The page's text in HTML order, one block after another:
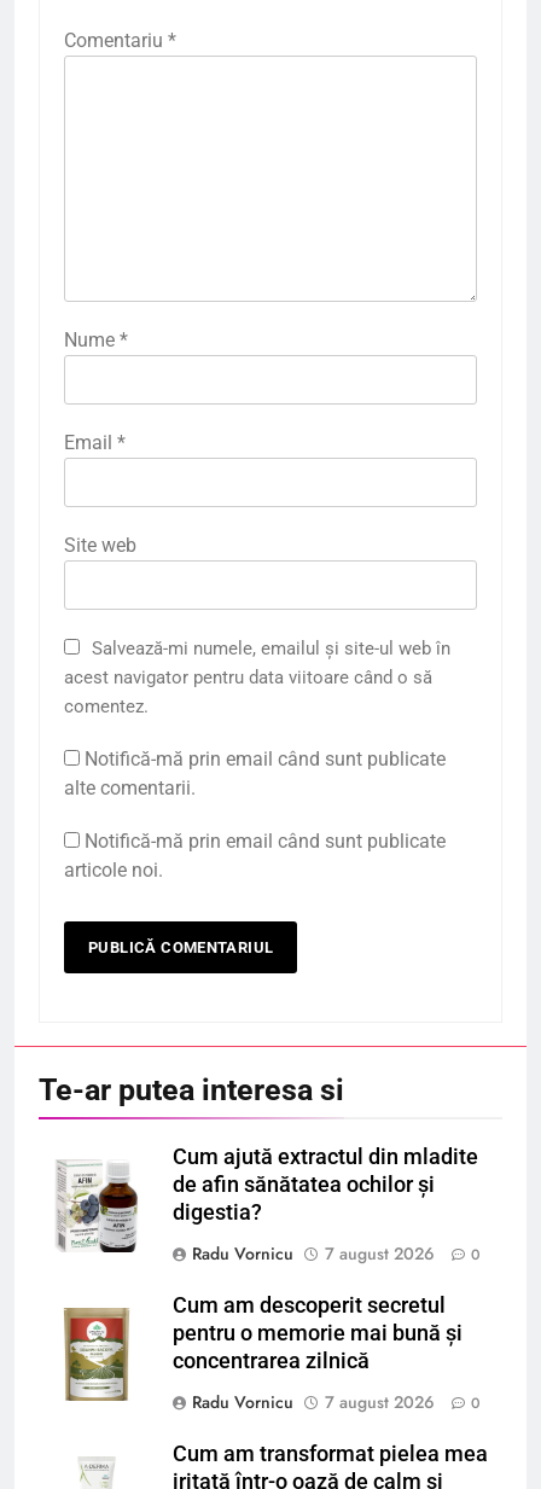
Comentariu *
Nume *
Email *
Site web
Salvează-mi numele, emailul și site-ul web în
acest navigator pentru data viitoare când o să
comentez.
Notifică-mă prin email când sunt publicate
alte comentarii.
Notifică-mă prin email când sunt publicate
articole noi.
Te-ar putea interesa si
Cum ajută extractul din mladite
de afin sănătatea ochilor și
digestia?
Radu Vornicu
7 august 2026 0
Cum am descoperit secretul
pentru o memorie mai bună și
concentrarea zilnică
Radu Vornicu
7 august 2026 0
Cum am transformat pielea mea
iritată într-o oază de calm și